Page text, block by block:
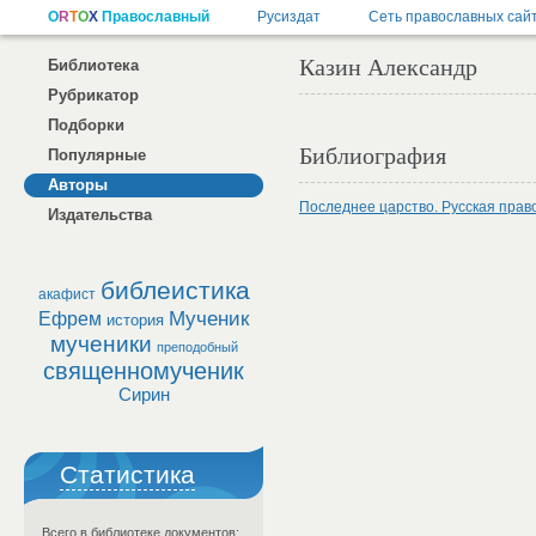
Библиотека
Рубрикатор
Подборки
Популярные
Авторы
Издательства
акафист библеистика
Ефрем история Мученик
мученики преподобный
священномученик
Сирин
Статистика
Всего в библиотеке документов:
Казин Александр
Библиография
Последнее царство. Русская